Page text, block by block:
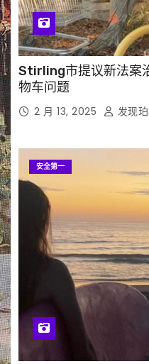
Stirling市提议新法案
物车问题
2 月 13, 2025 发现
安全第一